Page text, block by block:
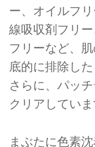
ー、オイルフ
線吸収剤フリ
フリーなど、
底的に排除し
さらに、パッ
クリアしていま
まぶたに色素